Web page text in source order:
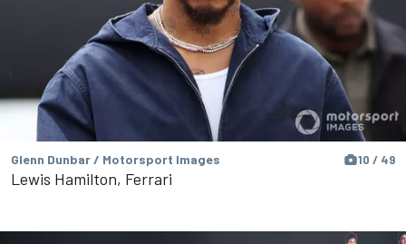
Glenn Dunbar / Motorsport Images 10 / 49
Lewis Hamilton, Ferrari